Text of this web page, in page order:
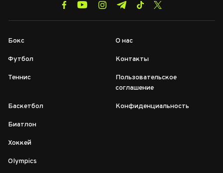
Бокс
Футбол
Теннис
Баскетбол
Биатлон
Хоккей
Olympics
О нас
Контакты
Пользовательское
соглашение
Конфиденциальность